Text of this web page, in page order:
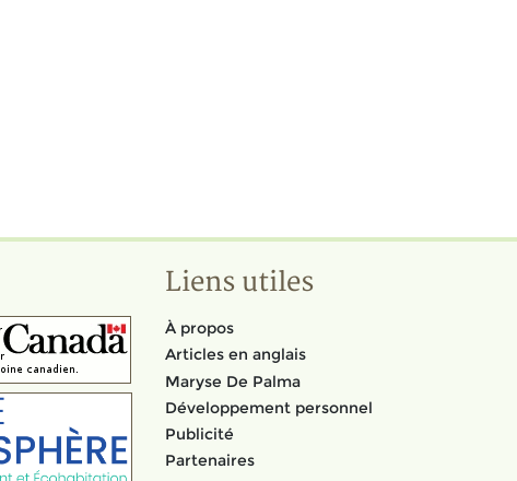
Liens utiles
À propos
Articles en anglais
Maryse De Palma
Développement personnel
Publicité
Partenaires